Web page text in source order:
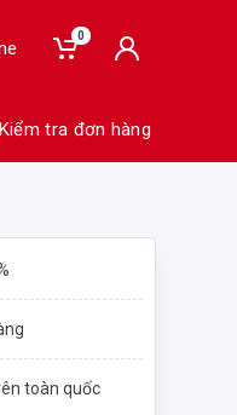
0
Kiểm tra đơn hàng
toàn quốc